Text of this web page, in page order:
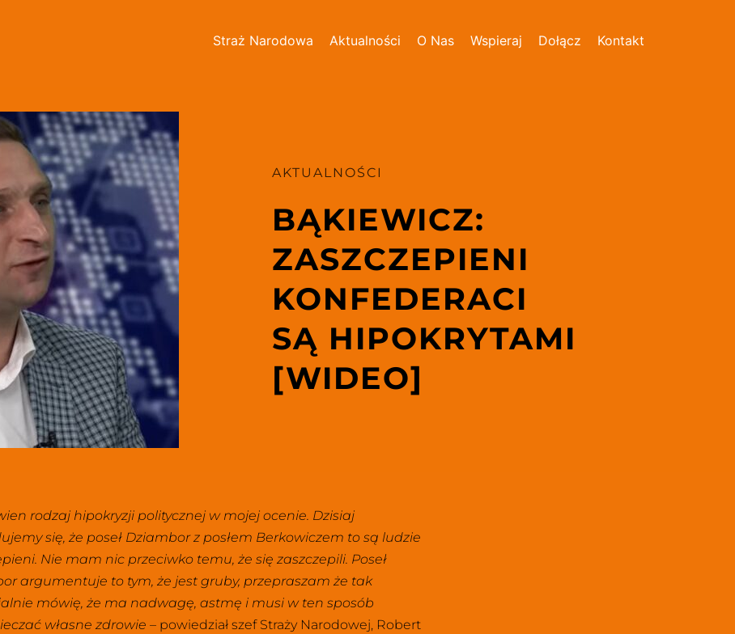
Straż Narodowa Aktualności O Nas Wspieraj Dołącz Kontakt
AKTUALNOŚCI
BĄKIEWICZ:
ZASZCZEPIENI
KONFEDERACI
SĄ HIPOKRYTAMI
[WIDEO]
rodzaj hipokryzji politycznej w mojej ocenie. Dzisiaj
się, że poseł Dziambor z posłem Berkowiczem to są ludzie
Nie mam nic przeciwko temu, że się zaszczepili. Poseł
argumentuje to tym, że jest gruby, przepraszam że tak
mówię, że ma nadwagę, astmę i musi w ten sposób
własne zdrowie – powiedział szef Straży Narodowej, Robert